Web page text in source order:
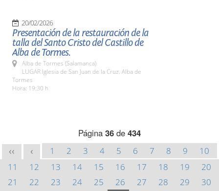
20/02/2026
Presentación de la restauración de la
talla del Santo Cristo del Castillo de
Alba de Tormes.
Alba de Tormes (Salamanca)
LUGAR Iglesia de San Juan de la Cruz. Alba de
Tormes
Hora: 19:30 h
Página 36 de 434
<< < 1 2 3 4 5 6 7 8 9
10
11
12 13 14 15 16 17 18 19
20
21
22 23 24 25 26 27 28 29
30